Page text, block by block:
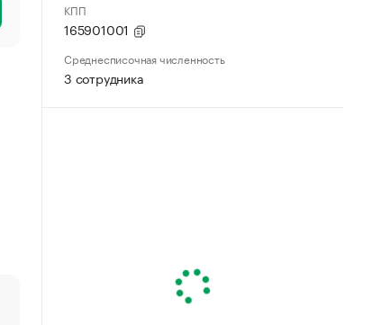
КПП
165901001
Среднесписочная численность
3 сотрудника